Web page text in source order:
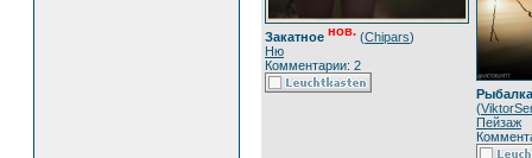
Закатное нов. (Chipars)
Ню
Комментарии: 2
Рыбалка
(
Пейзаж